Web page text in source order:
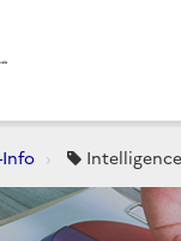
Info